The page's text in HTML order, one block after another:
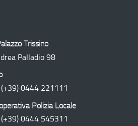
Trissino
Palladio 98
(+39) 0444 221111
Polizia Locale
(+39) 0444 545311